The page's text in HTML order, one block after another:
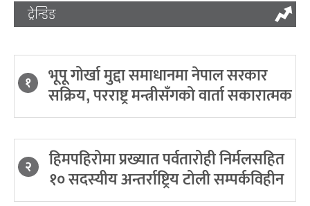
ट्रेन्डिङ
१ भूपू गोर्खा मुद्दा समाधानमा नेपाल सरकार
सक्रिय, परराष्ट्र मन्त्रीसँगको वार्ता सकारात्मक
२ हिमपहिरोमा प्रख्यात पर्वतारोही निर्मलसहित
१० सदस्यीय अन्तर्राष्ट्रिय टोली सम्पर्कविहीन